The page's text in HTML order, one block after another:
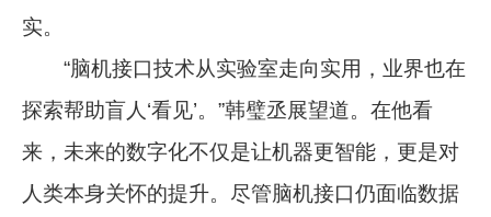
实。
“脑机接口技术从实验室走向实用，业界也在
探索帮助盲人‘看见’。”韩璧丞展望道。在他看
来，未来的数字化不仅是让机器更智能，更是对
人类本身关怀的提升。尽管脑机接口仍面临数据